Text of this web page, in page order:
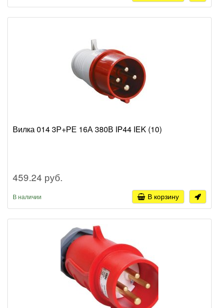
Вилка 014 3Р+РЕ 16А 380В IP44 IEK (10)
459.24 руб.
В наличии В корзину